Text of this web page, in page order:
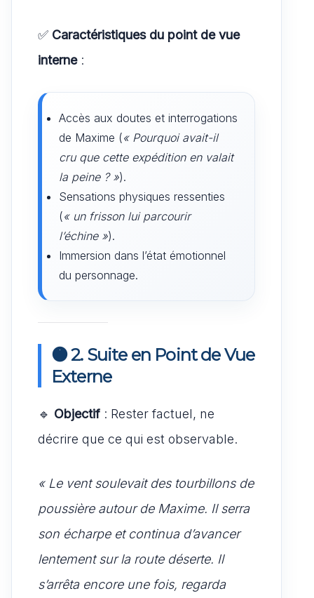
✅ Caractéristiques du point de vue
interne:
Accès aux doutes et interrogations
de Maxime (« Pourquoi avait-il
cru que cette expédition en valait
la peine ? »).
Sensations physiques ressenties
(« un frisson lui parcourir
l’échine »).
Immersion dans l’état émotionnel
du personnage.
🟠 2. Suite en Point de Vue
Externe
🔹 Objectif : Rester factuel, ne
décrire que ce qui est observable.
« Le vent soulevait des tourbillons de
poussière autour de Maxime. Il serra
son écharpe et continua d’avancer
lentement sur la route déserte. Il
s’arrêta encore une fois, regarda